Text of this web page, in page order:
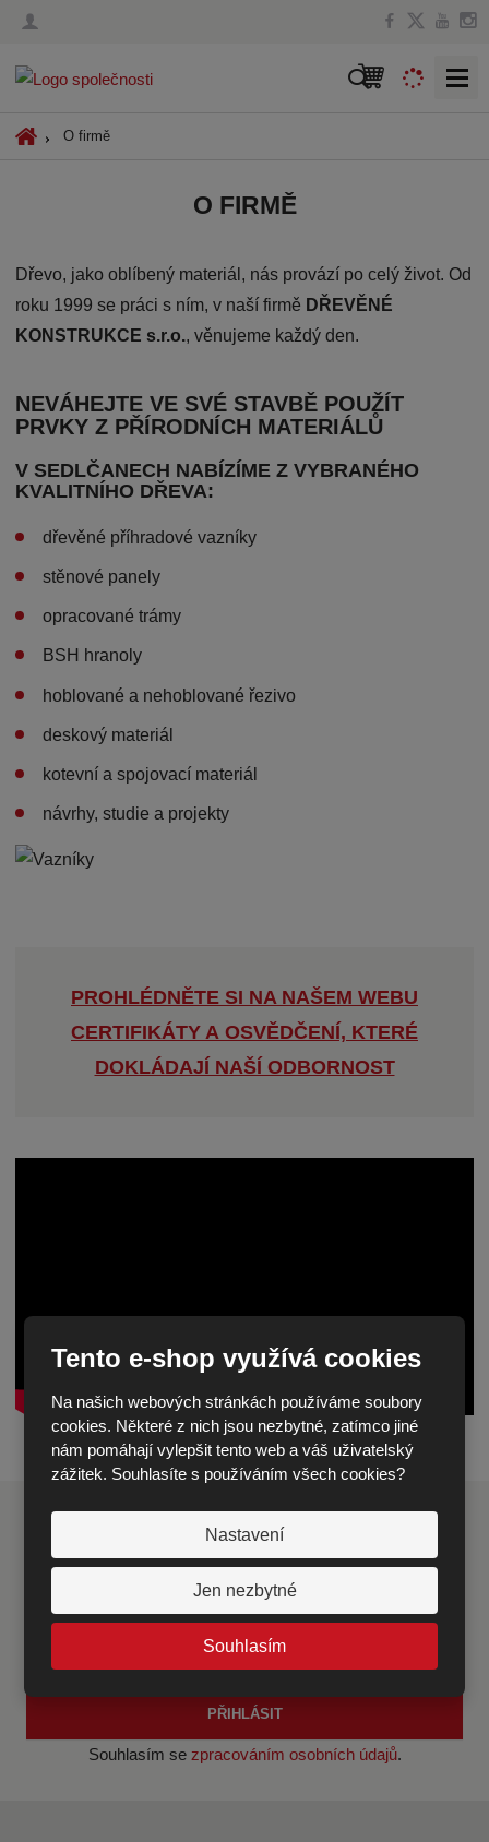
Tento e-shop využívá cookies
Na našich webových stránkách používáme soubory
cookies. Některé z nich jsou nezbytné, zatímco jiné
nám pomáhají vylepšit tento web a váš uživatelský
zážitek. Souhlasíte s používáním všech cookies?
Nastavení
Jen nezbytné
Souhlasím
V
t
Ú
s
t
r
a
O firmě
O FIRMĚ
Dřevo, jako oblíbený materiál, nás provází po celý život. Od
roku 1999 se práci s ním, v naší firmě DŘEVĚNÉ
KONSTRUKCE s.r.o., věnujeme každý den.
NEVÁHEJTE VE SVÉ STAVBĚ POUŽÍT
PRVKY Z PŘÍRODNÍCH MATERIÁLŮ
V SEDLČANECH NABÍZÍME Z VYBRANÉHO
KVALITNÍHO DŘEVA:
dřevěné příhradové vazníky
stěnové panely
opracované trámy
BSH hranoly
hoblované a nehoblované řezivo
deskový materiál
kotevní a spojovací materiál
návrhy, studie a projekty
PROHLÉDNĚTE SI NA NAŠEM WEBU
CERTIFIKÁTY A OSVĚDČENÍ, KTERÉ
DOKLÁDAJÍ NAŠÍ ODBORNOST
Získávejte informace o akcích, novinky a
zajímavé cenové nabídky ze světa dřevěných
konstrukcí.
PŘIHLÁSIT
Souhlasím se zpracováním osobních údajů.